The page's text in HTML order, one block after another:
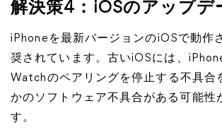
解決策4：iOSのアップデ
iPhoneを最新バージョンのiOSで動作
奨されています。古いiOSには、
Watchのペアリングを停止する不具合
かのソフトウェア不具合がある可能性
す。